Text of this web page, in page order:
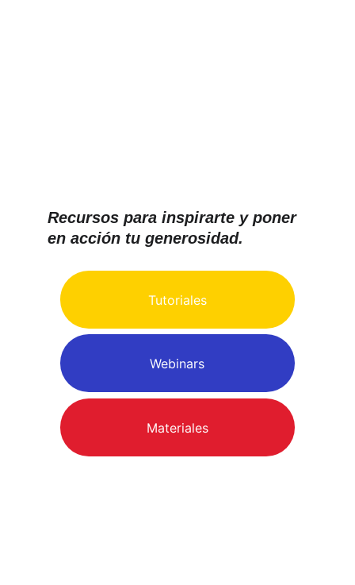
Recursos para inspirarte y poner
en acción tu generosidad.
Materiales
Webinars
Tutoriales